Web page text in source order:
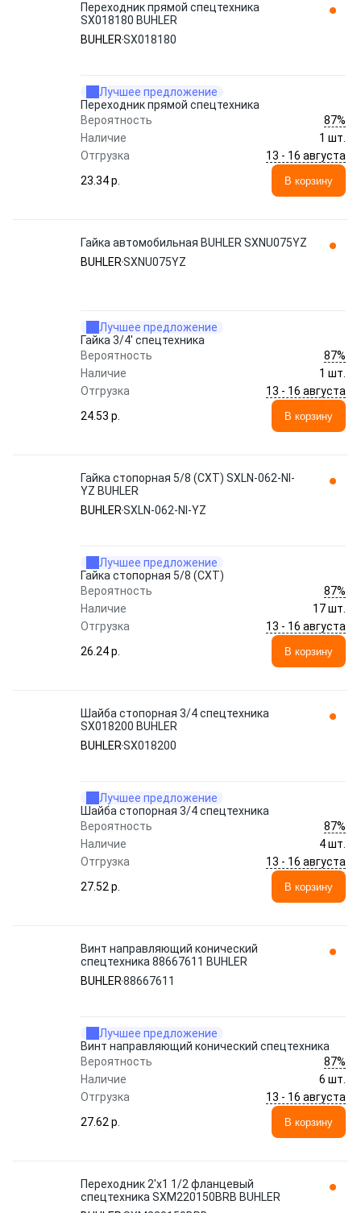
Переходник прямой спецтехника
SX018180 BUHLER
BUHLERSX018180
Лучшее предложение
Переходник прямой спецтехника
Вероятность
87%
Наличие
1 шт.
Отгрузка
13 - 16 августа
23.34 p.
В корзину
Гайка автомобильная BUHLER SXNU075YZ
BUHLERSXNU075YZ
Лучшее предложение
Гайка 3/4' спецтехника
Вероятность
87%
Наличие
1 шт.
Отгрузка
13 - 16 августа
24.53 p.
В корзину
Гайка стопорная 5/8 (СХТ) SXLN-062-NI-
YZ BUHLER
BUHLERSXLN-062-NI-YZ
Лучшее предложение
Гайка стопорная 5/8 (СХТ)
Вероятность
87%
Наличие
17 шт.
Отгрузка
13 - 16 августа
26.24 p.
В корзину
Шайба стопорная 3/4 спецтехника
SX018200 BUHLER
BUHLERSX018200
Лучшее предложение
Шайба стопорная 3/4 спецтехника
Вероятность
87%
Наличие
4 шт.
Отгрузка
13 - 16 августа
27.52 p.
В корзину
Винт направляющий конический
спецтехника 88667611 BUHLER
BUHLER88667611
Лучшее предложение
Винт направляющий конический спецтехника
Вероятность
87%
Наличие
6 шт.
Отгрузка
13 - 16 августа
27.62 p.
В корзину
Переходник 2'x1 1/2 фланцевый
спецтехника SXM220150BRB BUHLER